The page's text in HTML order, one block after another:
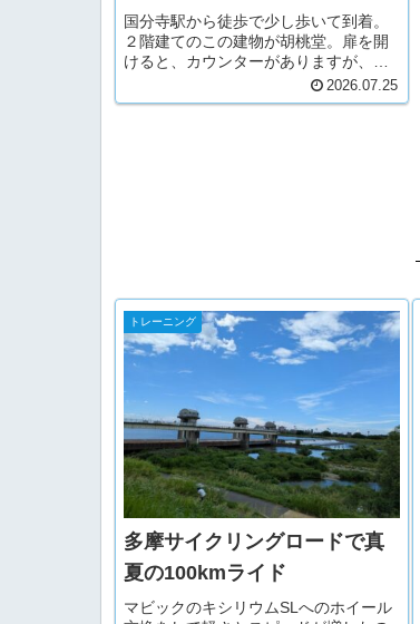
国分寺駅から徒歩で少し歩いて到着。
２階建てのこの建物が胡桃堂。扉を開
けると、カウンターがありますが、注
文は席で頼みます。２階へ続く階段沿
いにも本棚がおります。本棚に様々な
2026.07.25
トレーニング
多摩サイクリングロードで真
夏の100kmライド
マビックのキシリウムSLへのホイール